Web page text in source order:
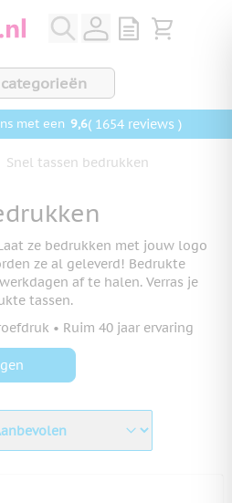
View quote,
Bekijk
met een 9,6( 1654 reviews )
Snel tassen bedrukken
ze bedrukken met jouw logo
ze al geleverd! Bedrukte
af te halen. Verras je
tassen.
• Ruim 40 jaar ervaring